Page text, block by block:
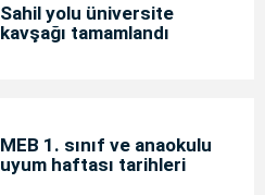
Sahil yolu üniversite
kavşağı tamamlandı
MEB 1. sınıf ve anaokulu
uyum haftası tarihleri